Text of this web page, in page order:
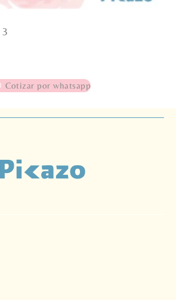
Cotizar por whatsapp